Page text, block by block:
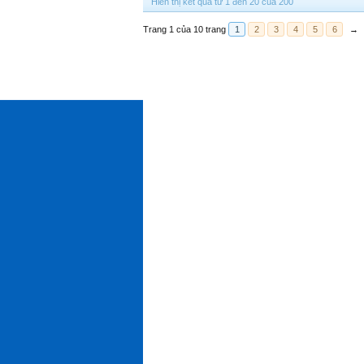
Trang 1 của 10 trang 1 2 3 4 5 6 →